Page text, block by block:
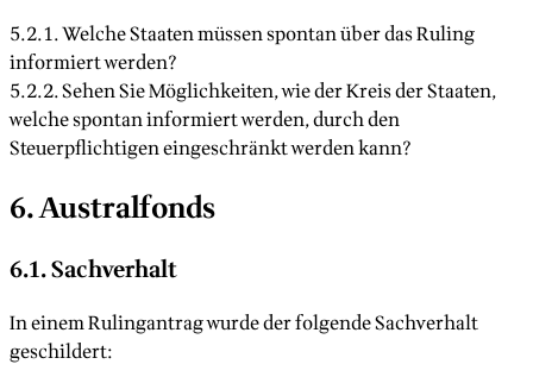
5.2.1. Welche Staaten müssen spontan über das Ruling
informiert werden?
5.2.2. Sehen Sie Möglichkeiten, wie der Kreis der Staaten,
welche spontan informiert werden, durch den
Steuerpflichtigen eingeschränkt werden kann?
6. Australfonds
6.1. Sachverhalt
In einem Rulingantrag wurde der folgende Sachverhalt
geschildert: